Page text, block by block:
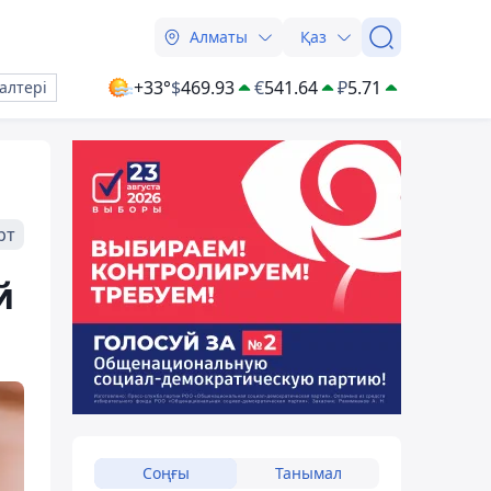
Алматы Қаз
+33°$469.93 €541.64 ₽5.71
Соңғы Танымал